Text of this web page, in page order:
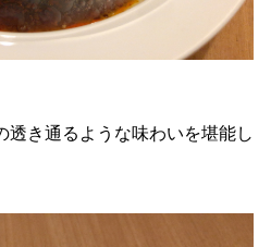
透き通るような味わいを堪能し